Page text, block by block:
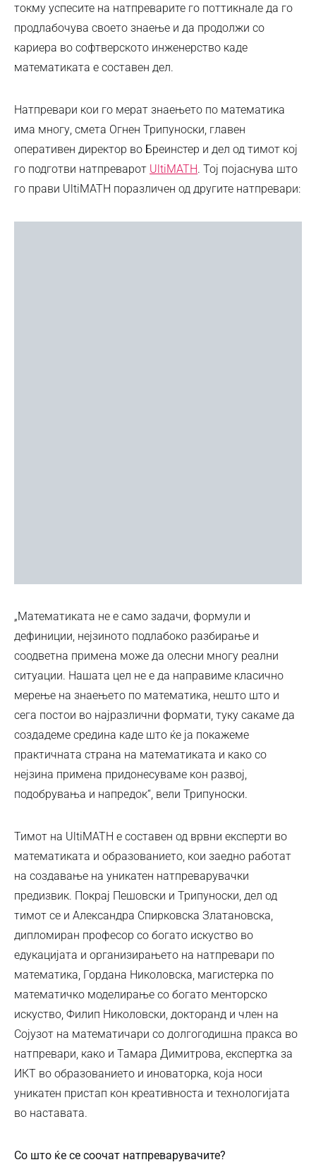
токму успесите на натпреварите го поттикнале да го
продлабочува своето знаење и да продолжи со
кариера во софтверското инженерство каде
математиката е составен дел.
Натпревари кои го мерат знаењето по математика
има многу, смета Огнен Трипуноски, главен
оперативен директор во Бреинстер и дел од тимот кој
го подготви натпреварот UltiMATH. Тој појаснува што
го прави UltiMATH поразличен од другите натпревари:
„Математиката не е само задачи, формули и
дефиниции, нејзиното подлабоко разбирање и
соодветна примена може да олесни многу реални
ситуации. Нашата цел не е да направиме класично
мерење на знаењето по математика, нешто што и
сега постои во најразлични формати, туку сакаме да
создадеме средина каде што ќе ја покажеме
практичната страна на математиката и како со
нејзина примена придонесуваме кон развој,
подобрувања и напредок“, вели Трипуноски.
Тимот на UltiMATH е составен од врвни експерти во
математиката и образованието, кои заедно работат
на создавање на уникатен натпреварувачки
предизвик. Покрај Пешовски и Трипуноски, дел од
тимот се и Александра Спирковска Златановска,
дипломиран професор со богато искуство во
едукацијата и организирањето на натпревари по
математика, Гордана Николовска, магистерка по
математичко моделирање со богато менторско
искуство, Филип Николовски, докторанд и член на
Сојузот на математичари со долгогодишна пракса во
натпревари, како и Тамара Димитрова, експертка за
ИКТ во образованието и иноваторка, која носи
уникатен пристап кон креативноста и технологијата
во наставата.
Со што ќе се соочат натпреварувачите?